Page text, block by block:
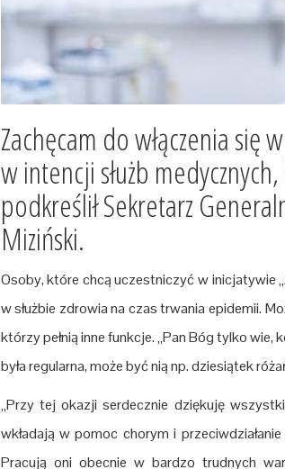
Zachęcam do włączenia
w intencji służb
podkreślił Sekretarz
Miziński.
Osoby, które chcą uczestniczyć w inicjatywie
w służbie zdrowia na czas trwania epidemii.
którzy pełnią inne funkcje. „Pan Bóg tylko
była regularna, może być nią np. dziesiątek
„Przy tej okazji serdecznie dziękuję
wkładają w pomoc chorym i
Pracują oni obecnie w bardzo trudnych